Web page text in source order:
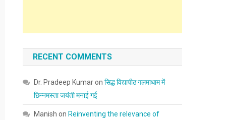
RECENT COMMENTS
Dr. Pradeep Kumaronसिद्ध विद्यापीठ गलमाधाम में
छिन्नमस्ता जयंती मनाई गई
Manish on Reinventing the relevance of